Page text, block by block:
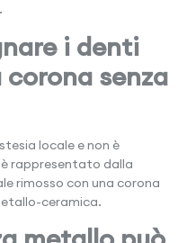
i denti
senza
locale e non è
rappresentato dalla
rimosso con una corona
ceramica.